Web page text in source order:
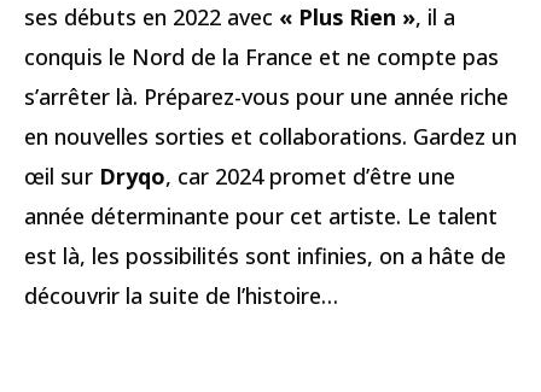
ses débuts en 2022 avec « Plus Rien », il a
conquis le Nord de la France et ne compte pas
s’arrêter là. Préparez-vous pour une année riche
en nouvelles sorties et collaborations. Gardez un
œil sur Dryqo, car 2024 promet d’être une
année déterminante pour cet artiste. Le talent
est là, les possibilités sont infinies, on a hâte de
découvrir la suite de l’histoire…